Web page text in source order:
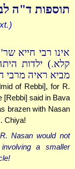
תוספות ד"ה
אינו רבי חייא
קלא.) ילדות
מביא ראיה מרבי
of Rebbi], for R.
[Rebbi] said in Bava
brazen with Nasan
Chiya!
Nasan would not
a smaller